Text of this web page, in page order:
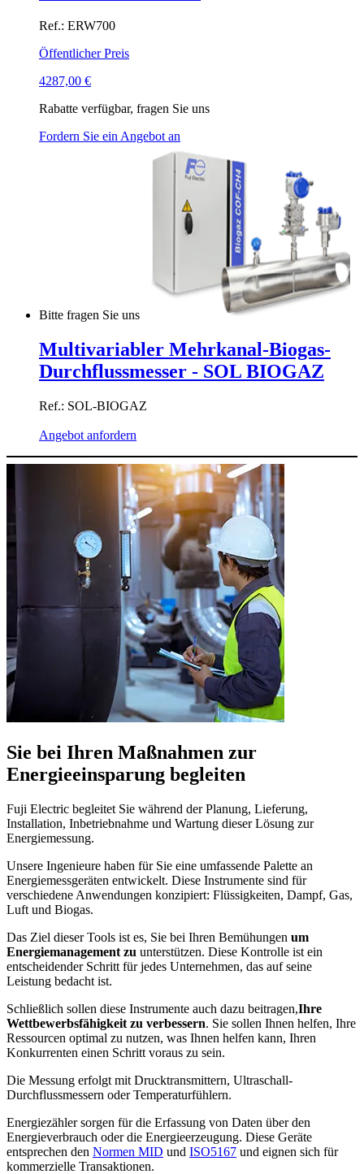
Ref.: ERW700
Öffentlicher Preis
4287,00 €
Rabatte verfügbar, fragen Sie uns
Fordern Sie ein Angebot an
Bitte fragen Sie uns
Multivariabler Mehrkanal-Biogas-
Durchflussmesser - SOL BIOGAZ
Ref.: SOL-BIOGAZ
Angebot anfordern
Sie bei Ihren Maßnahmen zur
Energieeinsparung begleiten
Fuji Electric begleitet Sie während der Planung, Lieferung,
Installation, Inbetriebnahme und Wartung dieser Lösung zur
Energiemessung.
Unsere Ingenieure haben für Sie eine umfassende Palette an
Energiemessgeräten entwickelt. Diese Instrumente sind für
verschiedene Anwendungen konzipiert: Flüssigkeiten, Dampf, Gas,
Luft und Biogas.
Das Ziel dieser Tools ist es, Sie bei Ihren Bemühungen um
Energiemanagement zu unterstützen. Diese Kontrolle ist ein
entscheidender Schritt für jedes Unternehmen, das auf seine
Leistung bedacht ist.
Schließlich sollen diese Instrumente auch dazu beitragen,Ihre
Wettbewerbsfähigkeit zu verbessern. Sie sollen Ihnen helfen, Ihre
Ressourcen optimal zu nutzen, was Ihnen helfen kann, Ihren
Konkurrenten einen Schritt voraus zu sein.
Die Messung erfolgt mit Drucktransmittern, Ultraschall-
Durchflussmessern oder Temperaturfühlern.
Energiezähler sorgen für die Erfassung von Daten über den
Energieverbrauch oder die Energieerzeugung. Diese Geräte
entsprechen den Normen MID und ISO5167 und eignen sich für
kommerzielle Transaktionen.